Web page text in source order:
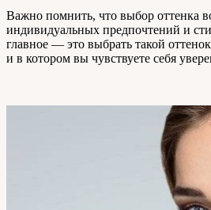
Важно помнить, что выбор оттенка
индивидуальных предпочтений и
главное — это выбрать такой
и в котором вы чувствуете себя